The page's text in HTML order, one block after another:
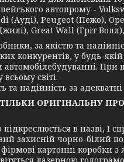
автопрому -
(Ауді), Peugeot (Пежо),
Great Wall (Гріт Волл),
за якістю та
конкурентів, у будь-
автомобілебудуванні.
світі.
надійність за
ТІЛЬКИ ОРИГІНАЛЬНУ
в назві, І
захисній чорно-білий
картонні коробки з